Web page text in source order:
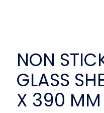
NON
GLASS
X 390 MM